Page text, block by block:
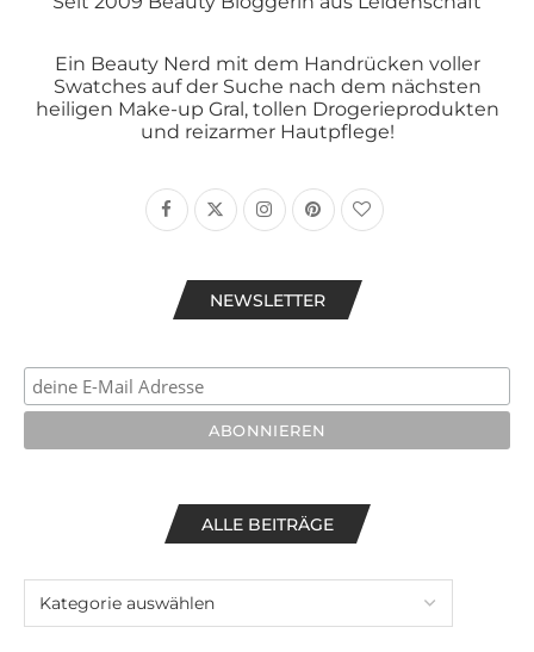
Ein Beauty Nerd mit dem Handrücken voller
Swatches auf der Suche nach dem nächsten
heiligen Make-up Gral, tollen Drogerieprodukten
und reizarmer Hautpflege!
NEWSLETTER
ALLE BEITRÄGE